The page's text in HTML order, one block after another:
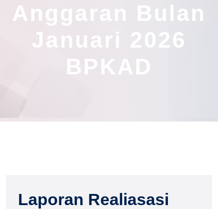
Anggaran Bulan
Januari 2026
BPKAD
Laporan Realiasasi